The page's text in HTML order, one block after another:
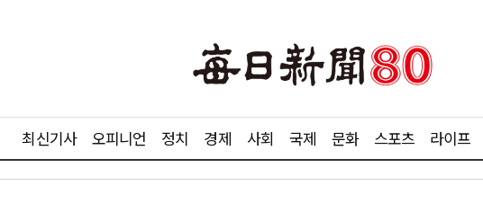
최신기사 오피니언 정치 경제 사회 국제 문화 스포츠 라이프